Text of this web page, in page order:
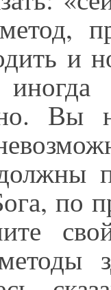
и
Вы
по